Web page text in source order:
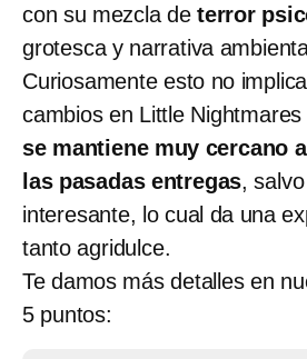
con su mezcla deterror
grotesca y narrativa
Curiosamente esto no
cambios en Little
se mantiene muy cercano
las pasadas entregas,
interesante, lo cual da una
tanto agridulce.
Te damos más detalles en
5 puntos: